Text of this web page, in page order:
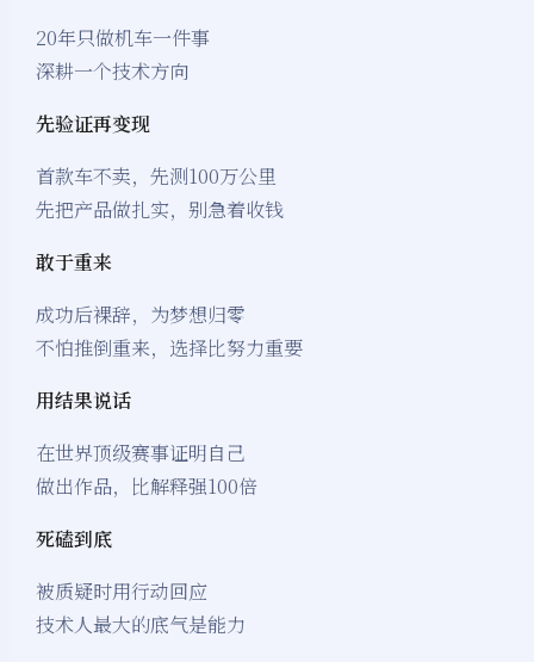
20年只做机车一件事
深耕一个技术方向
先验证再变现
首款车不卖，先测100万公里
先把产品做扎实，别急着收钱
敢于重来
成功后裸辞，为梦想归零
不怕推倒重来，选择比努力重要
用结果说话
在世界顶级赛事证明自己
做出作品，比解释强100倍
死磕到底
被质疑时用行动回应
技术人最大的底气是能力